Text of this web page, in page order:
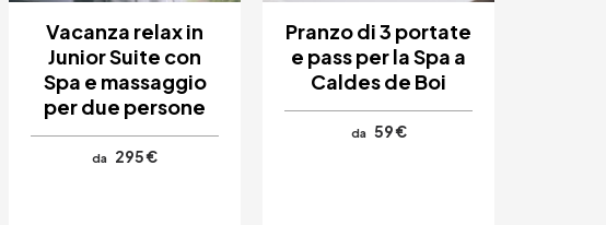
Vacanza relax in
Junior Suite con
Spa e massaggio
per due persone
da 295 €
Pranzo di 3 portate
e pass per la Spa a
Caldes de Boi
da 59 €